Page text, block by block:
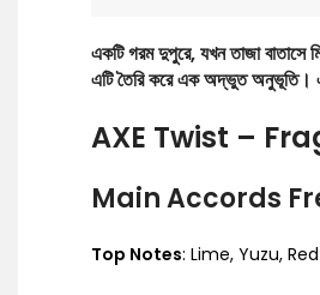
একটি গরম দুপুরে, যখন তাজা বাতাসে
এটি তৈরি করে এক অদ্ভুত অনুভূতি।
AXE Twist –
Main Accords
Top Notes: Lime, Yuzu,